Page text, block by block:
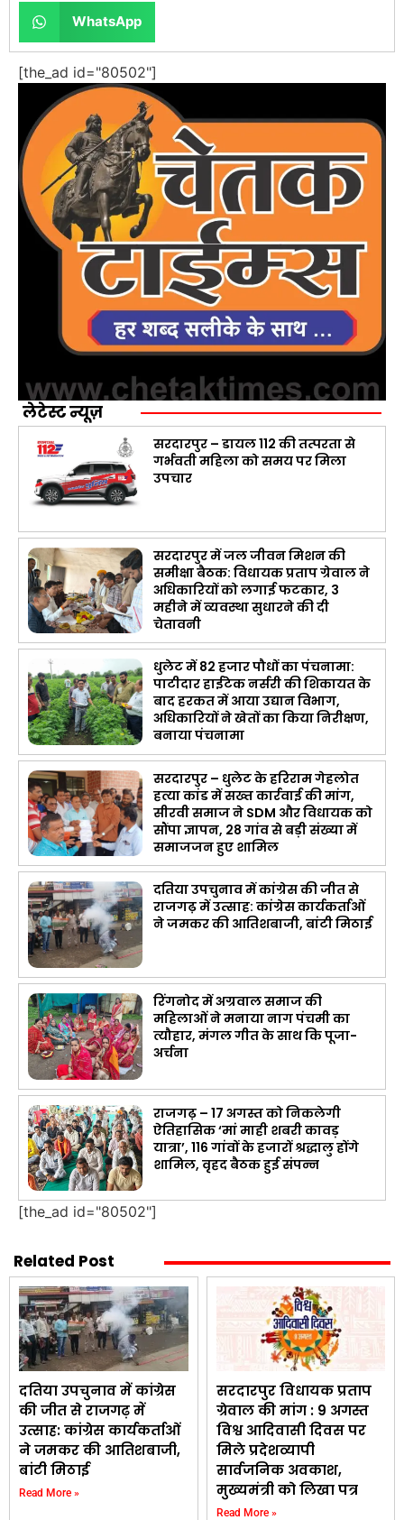
WhatsApp
[the_ad id="80502"]
लेटेस्ट न्यूज़
सरदारपुर – डायल 112 की तत्परता से
गर्भवती महिला को समय पर मिला
उपचार
सरदारपुर में जल जीवन मिशन की
समीक्षा बैठक: विधायक प्रताप ग्रेवाल ने
अधिकारियों को लगाई फटकार, 3
महीने में व्यवस्था सुधारने की दी
चेतावनी
धुलेट में 82 हजार पौधों का पंचनामा:
पाटीदार हाईटेक नर्सरी की शिकायत के
बाद हरकत में आया उद्यान विभाग,
अधिकारियों ने खेतों का किया निरीक्षण,
बनाया पंचनामा
सरदारपुर – धुलेट के हरिराम गेहलोत
हत्या कांड में सख्त कार्रवाई की मांग,
सीरवी समाज ने SDM और विधायक को
सौंपा ज्ञापन, 28 गांव से बड़ी संख्या में
समाजजन हुए शामिल
दतिया उपचुनाव में कांग्रेस की जीत से
राजगढ़ में उत्साह: कांग्रेस कार्यकर्ताओं
ने जमकर की आतिशबाजी, बांटी मिठाई
रिंगनोद में अग्रवाल समाज की
महिलाओं ने मनाया नाग पंचमी का
त्यौहार, मंगल गीत के साथ कि पूजा-
अर्चना
राजगढ़ – 17 अगस्त को निकलेगी
ऐतिहासिक ‘मां माही शबरी कावड़
यात्रा’, 116 गांवों के हजारों श्रद्धालु होंगे
शामिल, वृहद बैठक हुई संपन्न
[the_ad id="80502"]
Related Post
दतिया उपचुनाव में कांग्रेस
की जीत से राजगढ़ में
उत्साह: कांग्रेस कार्यकर्ताओं
ने जमकर की आतिशबाजी,
बांटी मिठाई
Read More »
सरदारपुर विधायक प्रताप
ग्रेवाल की मांग : 9 अगस्त
विश्व आदिवासी दिवस पर
मिले प्रदेशव्यापी
सार्वजनिक अवकाश,
मुख्यमंत्री को लिखा पत्र
Read More »